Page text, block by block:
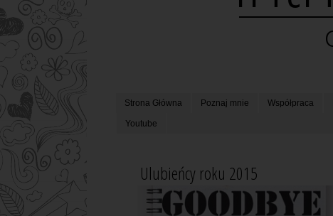
Strona Główna Poznaj mnie Współpraca
Youtube
Ulubieńcy roku 2015